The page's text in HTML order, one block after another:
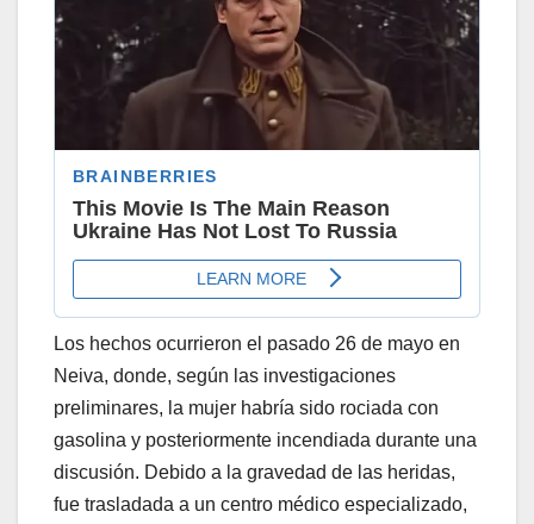
Los hechos ocurrieron el pasado 26 de mayo en
Neiva, donde, según las investigaciones
preliminares, la mujer habría sido rociada con
gasolina y posteriormente incendiada durante una
discusión. Debido a la gravedad de las heridas,
fue trasladada a un centro médico especializado,